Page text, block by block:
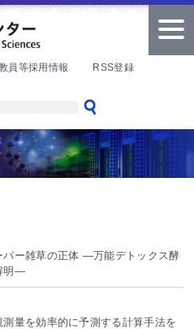
員等採用情報
RSS登録
パー雑草の正体 ―万能デトックス酵
明―
量を効率的に予測する計算手法を